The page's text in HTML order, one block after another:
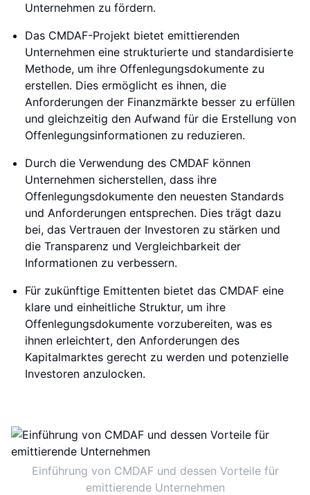
Unternehmen zu fördern.
Das CMDAF-Projekt bietet emittierenden
Unternehmen eine strukturierte und standardisierte
Methode, um ihre Offenlegungsdokumente zu
erstellen. Dies ermöglicht es ihnen, die
Anforderungen der Finanzmärkte besser zu erfüllen
und gleichzeitig den Aufwand für die Erstellung von
Offenlegungsinformationen zu reduzieren.
Durch die Verwendung des CMDAF können
Unternehmen sicherstellen, dass ihre
Offenlegungsdokumente den neuesten Standards
und Anforderungen entsprechen. Dies trägt dazu
bei, das Vertrauen der Investoren zu stärken und
die Transparenz und Vergleichbarkeit der
Informationen zu verbessern.
Für zukünftige Emittenten bietet das CMDAF eine
klare und einheitliche Struktur, um ihre
Offenlegungsdokumente vorzubereiten, was es
ihnen erleichtert, den Anforderungen des
Kapitalmarktes gerecht zu werden und potenzielle
Investoren anzulocken.
Einführung von CMDAF und dessen Vorteile für
emittierende Unternehmen